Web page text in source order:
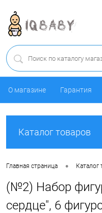
О магазине Гарантия
Каталог товаров
Главная страница • Каталог
(№2) Набор
сердце", 6